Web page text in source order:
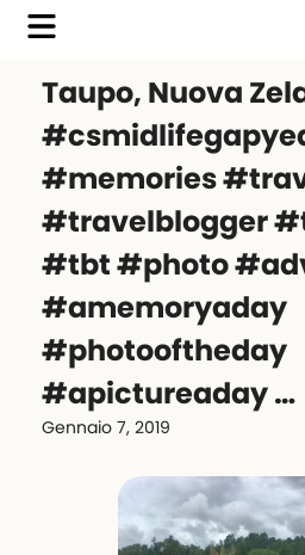
Taupo, Nuova
#memories
#travelblogger
#tbt #photo
#amemoryaday
#photooftheday
#apictureaday …
Gennaio 7, 2019